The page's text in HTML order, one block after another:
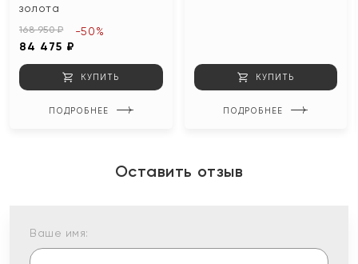
золота
168 950 ₽
84 475 ₽
-50%
КУПИТЬ
ПОДРОБНЕЕ
КУПИТЬ
ПОДРОБНЕЕ
Оставить отзыв
Ваше имя: